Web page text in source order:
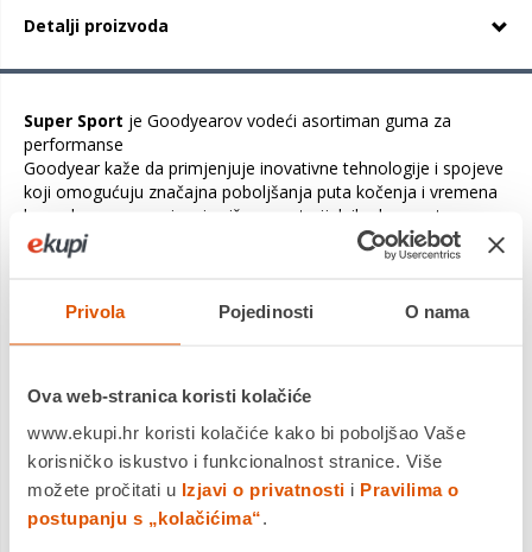
Privola Pojedinosti O nama
Ova web-stranica koristi kolačiće
www.ekupi.hr koristi kolačiće kako bi poboljšao Vaše
korisničko iskustvo i funkcionalnost stranice. Više
možete pročitati u Izjavi o privatnosti i Pravilima o
postupanju s „kolačićima“.
Detalji proizvoda
Super Sport je Goodyearov vodeći asortiman guma za
performanse
Goodyear kaže da primjenjuje inovativne tehnologije i spojeve
koji omogućuju značajna poboljšanja puta kočenja i vremena
kruga bez zanemarivanja više nematerijalnih elemenata
iskustva vožnje, kao što su povratne informacije tijekom
skretanja, pri kočenju i približavanja prekidu.
Eagle F1 Supersport temelji se na Goodyearovom trkaćem
na ramenu gume, osigurava kontrolu tijekom prijenosa
opterećenja u zavojima.
Izuzetno kruti dizajn bočne stijenke dodatno poboljšava